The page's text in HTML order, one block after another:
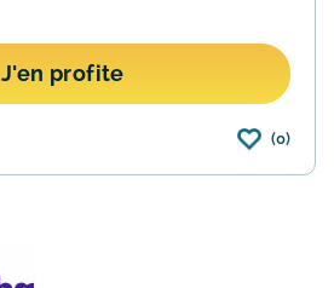
J'en profite
Eneba vous trouverez une
(0)